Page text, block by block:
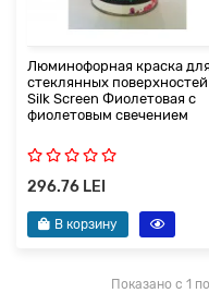
Люминофорная краска для
стеклянных поверхностей
Silk Screen Фиолетовая с
фиолетовым свечением
296.76 LEI
В корзину
Показано с 1